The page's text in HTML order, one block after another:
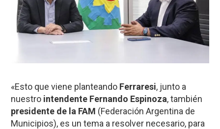
«Esto que viene planteando Ferraresi, junto a
nuestro intendente Fernando Espinoza, también
presidente de la FAM (Federación Argentina de
Municipios), es un tema a resolver necesario, para